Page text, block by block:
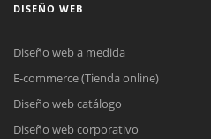
DISEÑO WEB
Diseño web a medida
E-commerce (Tienda online)
Diseño web catálogo
Diseño web corporativo